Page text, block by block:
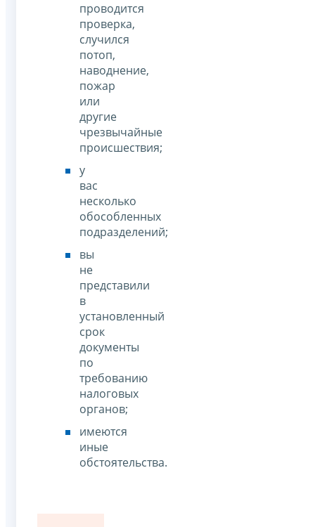
проводится
проверка,
случился
потоп,
наводнение,
пожар
или
другие
чрезвычайные
происшествия;
у
вас
несколько
обособленных
подразделений;
вы
не
представили
в
установленный
срок
документы
по
требованию
налоговых
органов;
имеются
иные
обстоятельства.